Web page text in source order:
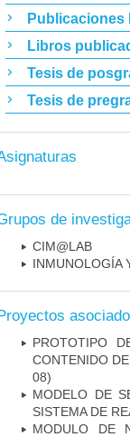
Publicaciones
Libros
Tesis de
Tesis de
de
CIM@LAB
INMUNOLOGÍA
PROTOTIPO
CONTENIDO
08)
MODELO DE
SISTEMA DE
MODULO DE